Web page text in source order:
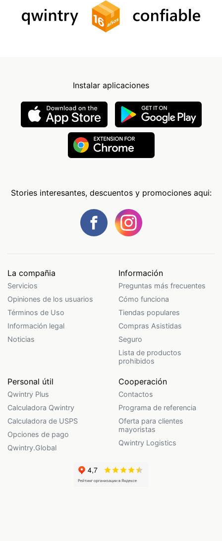
Instalar aplicaciones
Stories interesantes, descuentos y promociones aqui:
La compañia
Servicios
Opiniones de los usuarios
Términos de Uso
Información legal
Noticias
Información
Preguntas más frecuentes
Cómo funciona
Tiendas populares
Compras Asistidas
Seguro
Lista de productos
prohibidos
Personal útil
Qwintry Plus
Calculadora Qwintry
Calculadora de USPS
Opciones de pago
Qwintry.Global
Cooperación
Contactos
Programa de referencia
Oferta para clientes
mayoristas
Qwintry Logistics